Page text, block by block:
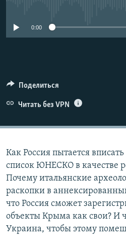
КРЫМ.НЕПОКОРЕННЫЙ
0:00
Поделиться
Читать без VPN
Как Россия пытается
список ЮНЕСКО в качестве
Почему итальянские
раскопки в
что Россия сможет
объекты Крыма как свои? И
Украина, чтобы этому